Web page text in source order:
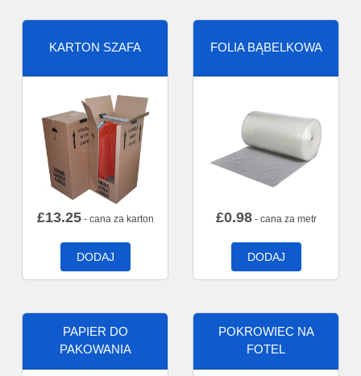
KARTON SZAFA
£13.25- cana za karton
DODAJ
FOLIA BĄBELKOWA
£0.98- cana za metr
DODAJ
PAPIER DO
PAKOWANIA
POKROWIEC NA
FOTEL